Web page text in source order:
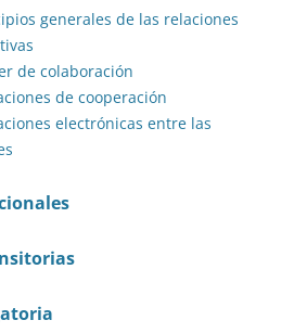
generales de las relaciones
de colaboración
de cooperación
electrónicas entre las